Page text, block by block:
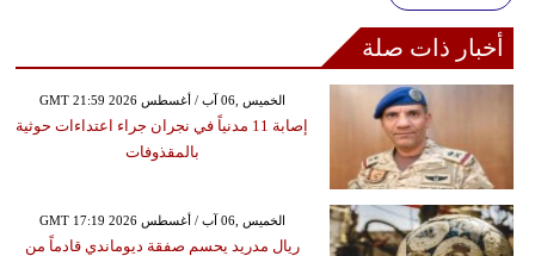
أخبار ذات صلة
GMT 21:59 2026 الخميس ,06 آب / أغسطس
إصابة 11 مدنياً في نجران جراء اعتداءات حوثية
بالمقذوفات
GMT 17:19 2026 الخميس ,06 آب / أغسطس
ريال مدريد يحسم صفقة ديوماندي قادماً من